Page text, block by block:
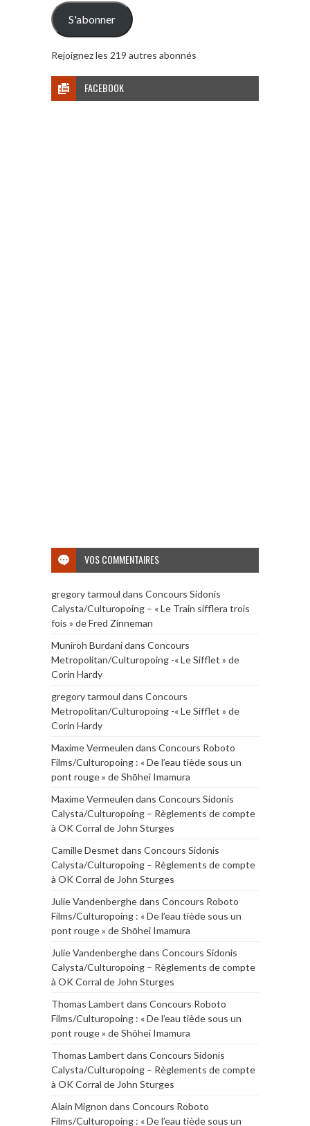
mail
S'abonner
Rejoignez les 219 autres abonnés
FACEBOOK
VOS COMMENTAIRES
gregory tarmoul dans Concours Sidonis
Calysta/Culturopoing – « Le Train sifflera trois
fois » de Fred Zinneman
Muniroh Burdanidans Concours
Metropolitan/Culturopoing -« Le Sifflet » de
Corin Hardy
gregory tarmoul dans Concours
Metropolitan/Culturopoing -« Le Sifflet » de
Corin Hardy
Maxime Vermeulen dans Concours Roboto
Films/Culturopoing : « De l’eau tiède sous un
pont rouge » de Shōhei Imamura
Maxime Vermeulen dans Concours Sidonis
Calysta/Culturopoing – Règlements de compte
à OK Corral de John Sturges
Camille Desmet dans Concours Sidonis
Calysta/Culturopoing – Règlements de compte
à OK Corral de John Sturges
Julie Vandenberghedans Concours Roboto
Films/Culturopoing : « De l’eau tiède sous un
pont rouge » de Shōhei Imamura
Julie Vandenberghedans Concours Sidonis
Calysta/Culturopoing – Règlements de compte
à OK Corral de John Sturges
Thomas Lambert dans Concours Roboto
Films/Culturopoing : « De l’eau tiède sous un
pont rouge » de Shōhei Imamura
Thomas Lambert dans Concours Sidonis
Calysta/Culturopoing – Règlements de compte
à OK Corral de John Sturges
Alain Mignon dans Concours Roboto
Films/Culturopoing : « De l’eau tiède sous un